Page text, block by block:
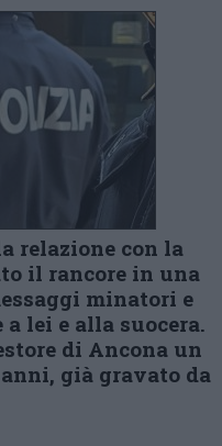
relazione con la
il rancore in una
minatori e
lei e alla suocera.
di Ancona un
già gravato da